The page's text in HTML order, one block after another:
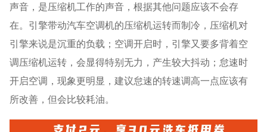
声音，是压缩机工作的声音，根据其他问题应该不会存
在。引擎带动汽车空调机的压缩机运转而制冷，压缩机对
引擎来说是沉重的负载；空调开启时，引擎又要多背着空
调压缩机运转，会显得特别无力，产生较大抖动；怠速时
开启空调，现象更明显，建议怠速的转速调高一点应该有
所改善，但会比较耗油。